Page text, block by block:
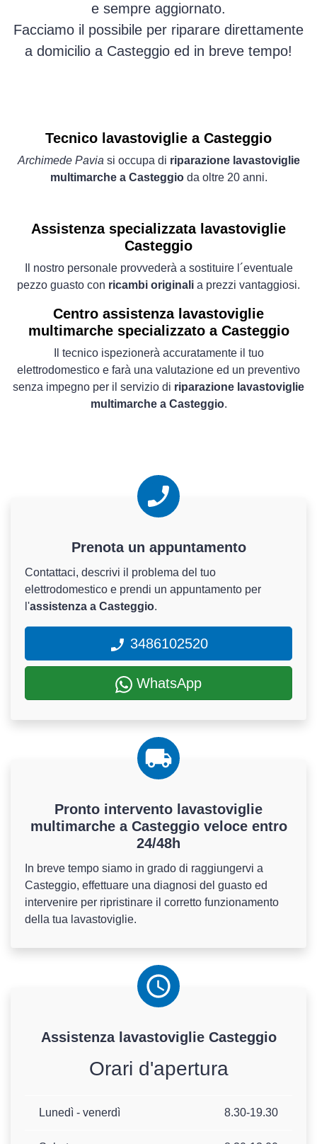
e sempre aggiornato.
Facciamo il possibile per riparare direttamente
a domicilio a Casteggio ed in breve tempo!
Tecnico lavastoviglie a Casteggio
Archimede Pavia si occupa di riparazione lavastoviglie
multimarche a Casteggioda oltre 20 anni.
Assistenza specializzata lavastoviglie
Casteggio
Il nostro personale provvederà a sostituire l´eventuale
pezzo guasto con ricambi originali a prezzi vantaggiosi.
Centro assistenza lavastoviglie
multimarche specializzato a Casteggio
Il tecnico ispezionerà accuratamente il tuo
elettrodomestico e farà una valutazione ed un preventivo
senza impegno per il servizio di riparazione lavastoviglie
multimarche a Casteggio.
Prenota un appuntamento
Contattaci, descrivi il problema del tuo
elettrodomestico e prendi un appuntamento per
l'assistenza a Casteggio.
3486102520
WhatsApp
Pronto intervento lavastoviglie
multimarche a Casteggio veloce entro
24/48h
In breve tempo siamo in grado di raggiungervi a
Casteggio, effettuare una diagnosi del guasto ed
intervenire per ripristinare il corretto funzionamento
della tua lavastoviglie.
Assistenza lavastoviglieCasteggio
Orari d'apertura
Lunedì - venerdì 8.30-19.30